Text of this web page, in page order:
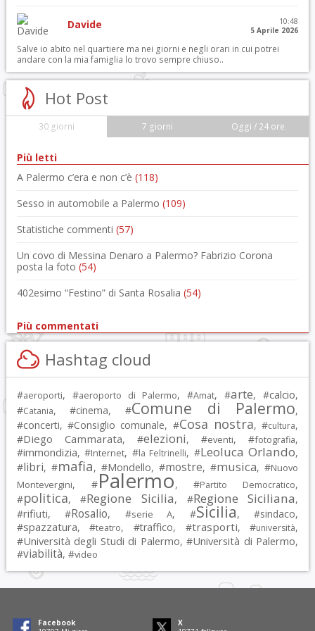
Davide
10:48
5 Aprile 2026
Salve io abito nel quartiere ma nei giorni e negli orari in cui potrei
andare con la mia famiglia lo trovo sempre chiuso..
Hot Post
30 giorni 7 giorni Oggi / 24 ore
Più letti
A Palermo c’era e non c’è (118)
Sesso in automobile a Palermo (109)
Statistiche commenti (57)
Un covo di Messina Denaro a Palermo? Fabrizio Corona
posta la foto (54)
402esimo “Festino” di Santa Rosalia (54)
Più commentati
Hashtag cloud
#aeroporti, #aeroporto di Palermo, #Amat, #arte, #calcio,
#Catania, #cinema, #Comune di Palermo,
#concerti, #Consiglio comunale, #Cosa nostra, #cultura,
#Diego Cammarata, #elezioni, #eventi, #fotografia,
#immondizia, #Internet, #la Feltrinelli, #Leoluca Orlando,
#libri, #mafia, #Mondello, #mostre, #musica, #Nuovo
Montevergini, #Palermo, #Partito Democratico,
#politica, #Regione Sicilia, #Regione Siciliana,
#rifiuti, #Rosalio, #serie A, #Sicilia, #sindaco,
#spazzatura, #teatro, #traffico, #trasporti, #università,
#Università degli Studi di Palermo, #Università di Palermo,
#viabilità, #video
Facebook
X